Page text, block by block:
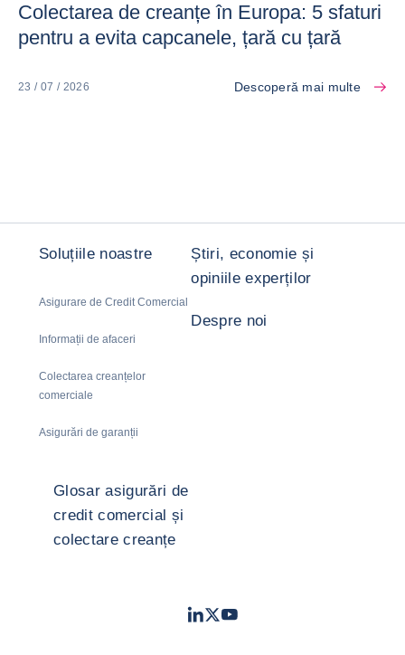
Colectarea de creanțe în Europa: 5 sfaturi
pentru a evita capcanele, țară cu țară
23 / 07 / 2026 Descoperă mai multe
Soluțiile noastre
Asigurare de Credit Comercial
Informații de afaceri
Colectarea creanțelor
comerciale
Asigurări de garanții
Știri, economie și
opiniile experților
Despre noi
Glosar asigurări de
credit comercial și
colectare creanțe
LinkedIn
TwitterYoutube